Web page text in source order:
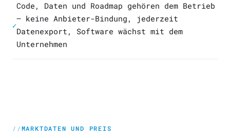
✓
Code, Daten und Roadmap gehören dem Betrieb
— keine Anbieter-Bindung, jederzeit
Datenexport, Software wächst mit dem
Unternehmen
MARKTDATEN UND PREIS